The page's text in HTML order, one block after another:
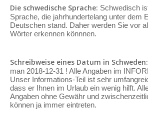
Die schwedische Sprache: Schwedisch
Sprache, die jahrhundertelang unter dem
Deutschen stand. Daher werden Sie vor
Wörter erkennen könnnen.
Schreibweise eines Datum in Schweden:
man 2018-12-31 ! Alle Angaben im
Unser Informations-Teil ist sehr
dass er Ihnen im Urlaub ein wenig hilft.
Angaben ohne Gewähr und
können ja immer eintreten.